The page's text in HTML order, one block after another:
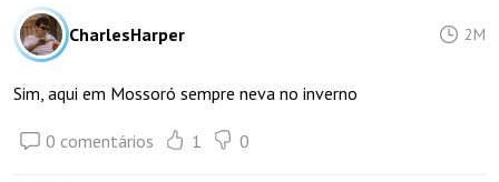
CharlesHarper 2M
Sim, aqui em Mossoró sempre neva no inverno
0 comentários 1 0